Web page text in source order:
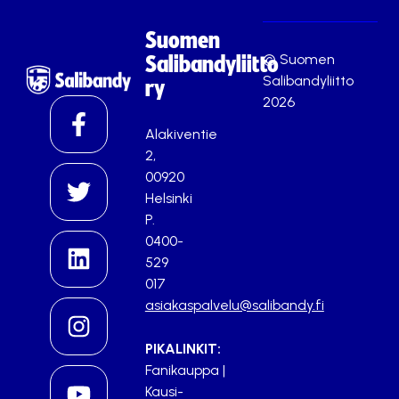
Suomen
Salibandyliitto
ry
Alakiventie
2,
00920
Helsinki
P.
0400-
529
017
asiakaspalvelu@salibandy.fi
PIKALINKIT:
Fanikauppa |
Kausi-
© Suomen
Salibandyliitto
2026